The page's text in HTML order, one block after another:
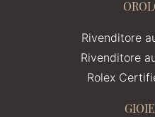
Rivenditore
Rivenditore
Rolex